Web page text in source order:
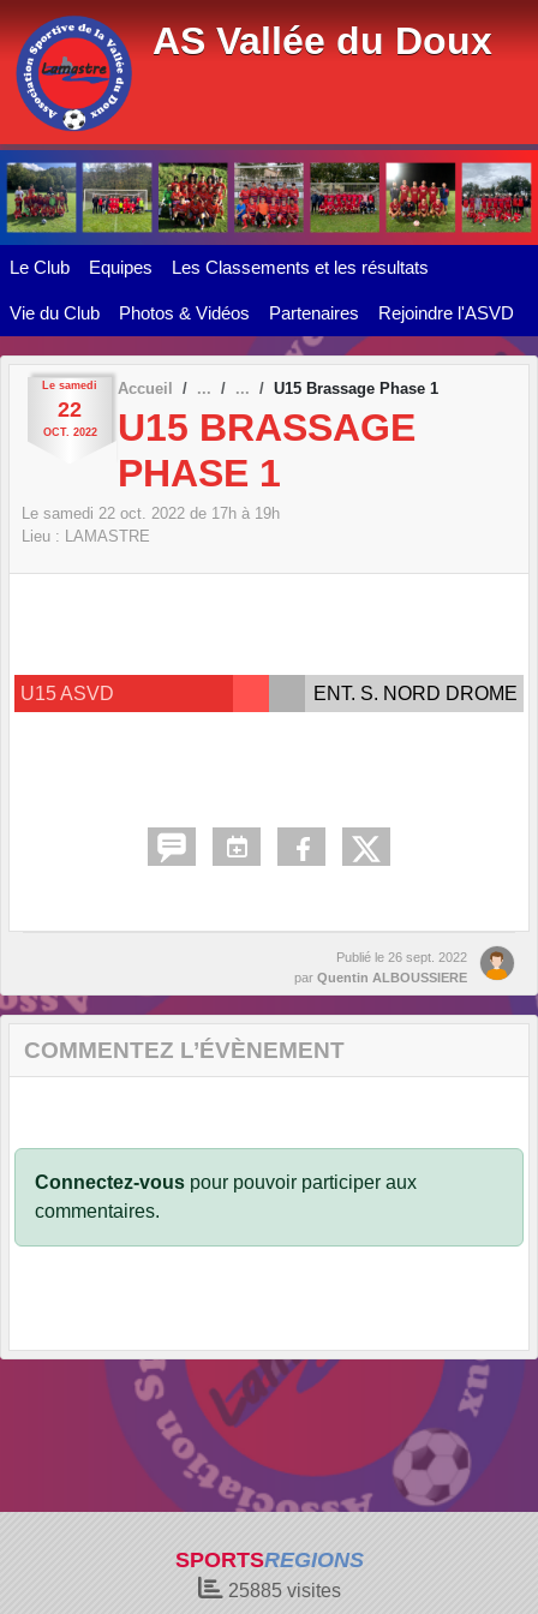
AS Vallée du Doux
Le Club Equipes Les Classements et les résultats
Vie du Club Photos & Vidéos Partenaires Rejoindre l'ASVD
Le samedi
22
OCT. 2022
Accueil U15 Brassage Phase 1
U15 BRASSAGE
PHASE 1
Le samedi 22 oct. 2022 de 17h à 19h
Lieu : LAMASTRE
U15 ASVD ENT. S. NORD DROME
Publié le 26 sept. 2022
par Quentin ALBOUSSIERE
COMMENTEZ L’ÉVÈNEMENT
Connectez-vous pour pouvoir participer aux
commentaires.
SPORTSREGIONS
25885visites
Panneau de gestion des cookies